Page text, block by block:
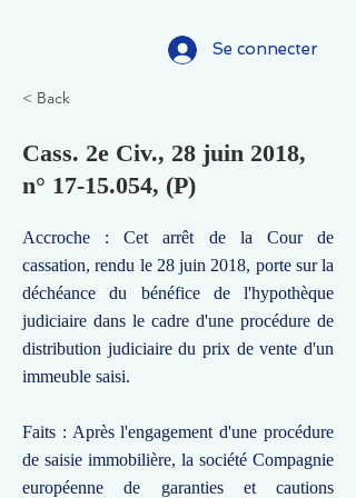
Se connecter
< Back
Cass. 2e Civ., 28 juin 2018,
n° 17-15.054, (P)
Accroche : Cet arrêt de la Cour de
cassation, rendu le 28 juin 2018, porte sur la
déchéance du bénéfice de l'hypothèque
judiciaire dans le cadre d'une procédure de
distribution judiciaire du prix de vente d'un
immeuble saisi.
Faits : Après l'engagement d'une procédure
de saisie immobilière, la société Compagnie
européenne de garanties et cautions